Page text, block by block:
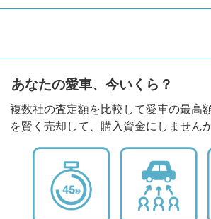
あなたの愛車、今いくら？
複数社の査定額を比較して愛車の最高
を賢く売却して、購入資金にしません